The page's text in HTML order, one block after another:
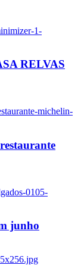
1-
RELVAS
michelin-
0105-
junho